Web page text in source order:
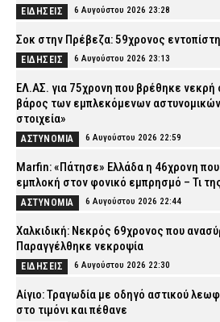
ΕΙΔΗΣΕΙΣ 6 Αυγούστου 2026 23:28
Σοκ στην Πρέβεζα: 59χρονος
ΕΙΔΗΣΕΙΣ 6 Αυγούστου 2026 23:13
ΕΛ.ΑΣ. για 75χρονη που βρέθηκε νεκρή
βάρος των εμπλεκόμενων
στοιχεία»
ΑΣΤΥΝΟΜΙΑ 6 Αυγούστου 2026 22:59
Marfin: «Πάτησε» Ελλάδα η 46χρονη που
εμπλοκή στον φονικό εμπρησμό – Τι
ΑΣΤΥΝΟΜΙΑ 6 Αυγούστου 2026 22:44
Χαλκιδική: Νεκρός 69χρονος που
Παραγγέλθηκε νεκροψία
ΕΙΔΗΣΕΙΣ 6 Αυγούστου 2026 22:30
Αίγιο: Τραγωδία με οδηγό αστικού
στο τιμόνι και πέθανε